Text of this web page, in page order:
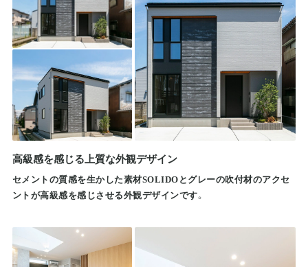
高級感を感じる上質な外観デザイン
セメントの質感を生かした素材SOLIDOとグレーの吹付材のアクセ
ントが高級感を感じさせる外観デザインです。